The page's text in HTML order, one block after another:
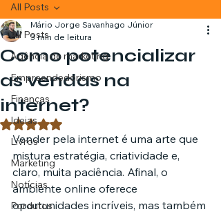
All Posts
Agência de marketing
Empreendedorismo
Finanças
Ideias
Livros
Marketing
Notícias
Pordutos
All Posts
Como potencializar
as vendas na
internet?
Mário Jorge Savanhago Júnior
3 min de leitura
Avaliado com NaN de 5 estrelas.
Vender pela internet é uma arte que
mistura estratégia, criatividade e,
claro, muita paciência. Afinal, o
ambiente online oferece
oportunidades incríveis, mas também